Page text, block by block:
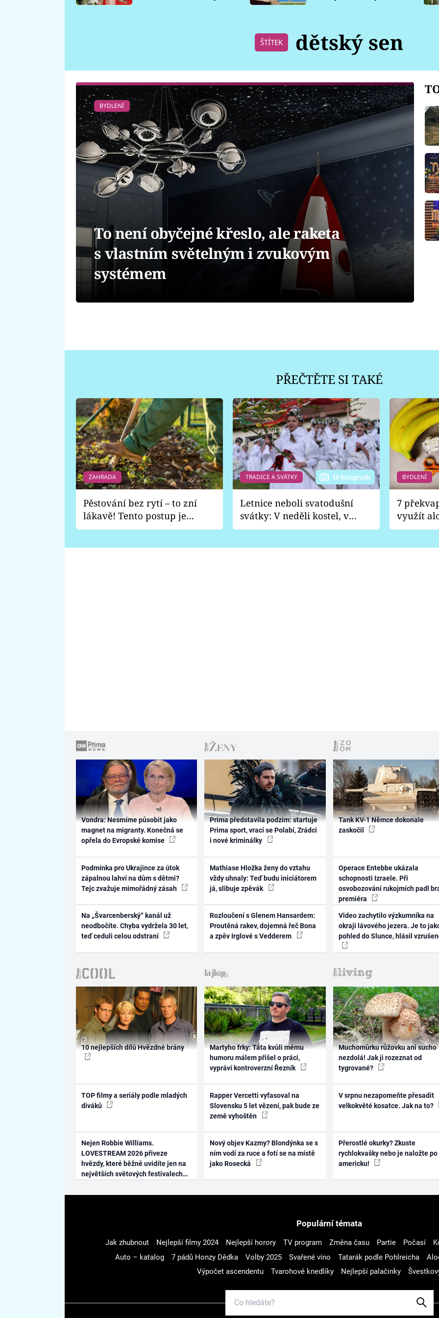
ŠTÍTEK dětský sen
BYDLENÍ
To není obyčejné křeslo, ale raketa
s vlastním světelným i zvukovým
systémem
PŘEČTĚTE SI TAKÉ
ZAHRADA
Pěstování bez rytí – to zní
lákavě! Tento postup je
vhodný jen pro některé
TRADICE A SVÁTKY 10 fotografií
Letnice neboli svatodušní
svátky: V neděli kostel, v
pondělí zábava
BYDLENÍ
7
využít
Vondra: Nesmíme působit jako
magnet na migranty. Konečná se
opřela do Evropské komise
Podmínka pro Ukrajince za útok
zápalnou lahví na dům s dětmi?
Tejc zvažuje mimořádný zásah
Na „Švarcenberský“ kanál už
neodbočíte. Chyba vydržela 30 let,
teď ceduli celou odstraní
Prima představila podzim: startuje
Prima sport, vrací se Polabí, Zrádci
i nové kriminálky
Mathiase Hložka ženy do vztahu
vždy uhnaly: Teď budu iniciátorem
já, slibuje zpěvák
Rozloučení s Glenem Hansardem:
Proutěná rakev, dojemná řeč Bona
a zpěv Irglové s Vedderem
Tank KV-1 Němce dokonale
zaskočil
Operace Entebbe ukázala
schopnosti Izraele. Při
osvobozování rukojmích padl
premiéra
Video zachytilo výzkumníka na
okraji lávového jezera. Je to
pohled do Slunce, hlásil
10 nejlepších dílů Hvězdné brány
TOP filmy a seriály podle mladých
diváků
Nejen Robbie Williams.
LOVESTREAM 2026 přiveze
hvězdy, které běžně uvidíte jen na
největších světových festivalech
Martyho frky: Táta kvůli mému
humoru málem přišel o práci,
vypráví kontroverzní Řezník
Rapper Vercetti vyfasoval na
Slovensku 5 let vězení, pak bude ze
země vyhoštěn
Nový objev Kazmy? Blondýnka se s
ním vodí za ruce a fotí se na místě
jako Rosecká
Muchomůrku růžovku ani sucho
nezdolá! Jak ji rozeznat od
tygrované?
V srpnu nezapomeňte přesadit
velkokvěté kosatce. Jak na to?
Přerostlé okurky? Zkuste
rychlokvašky nebo je naložte po
americku!
Populární témata
Jak zhubnout Nejlepší filmy 2024 Nejlepší horory TV program Změna času Partie Počasí
Auto – katalog
7 pádů Honzy Dědka Volby 2025 Svařené víno Tatarák podle Pohlreicha
Výpočet ascendentu
Tvarohové knedlíky Nejlepší palačinky